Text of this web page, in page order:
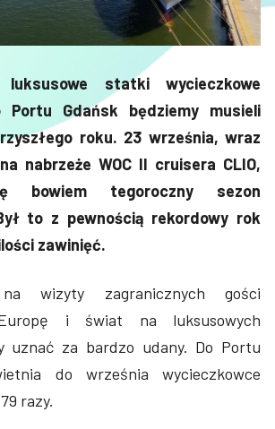
statki wycieczkowe
Portu Gdańsk będziemy musieli
roku. 23 września, wraz
nabrzeże WOC II cruisera CLIO,
bowiem tegoroczny sezon
to z pewnością rekordowy rok
zawinięć.
wizyty zagranicznych gości
Europę i świat na luksusowych
uznać za bardzo udany. Do Portu
do września wycieczkowce
razy.